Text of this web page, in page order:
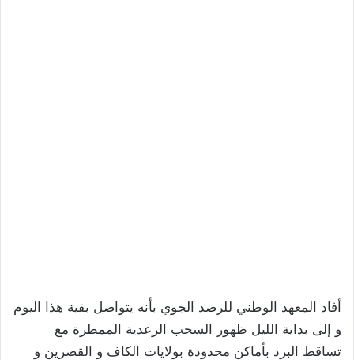
أفاد المعهد الوطني للرصد الجوي بأنه يتواصل بقية هذا اليوم
و إلى بداية الليل ظهور السحب الرعدية الممطرة مع
تساقط البرد بأماكن محدودة بولايات الكاف و القصرين و